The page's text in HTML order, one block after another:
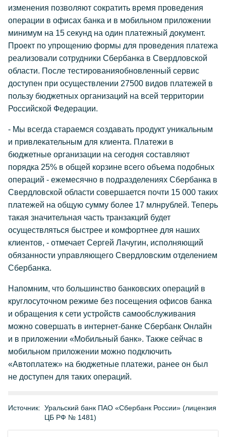
изменения позволяют сократить время проведения
операции в офисах банка и в мобильном приложении
минимум на 15 секунд на один платежный документ.
Проект по упрощению формы для проведения платежа
реализовали сотрудники Сбербанка в Свердловской
области. После тестированияобновленный сервис
доступен при осуществлении 27500 видов платежей в
пользу бюджетных организаций на всей территории
Российской Федерации.
- Мы всегда стараемся создавать продукт уникальным
и привлекательным для клиента. Платежи в
бюджетные организации на сегодня составляют
порядка 25% в общей корзине всего объема подобных
операций - ежемесячно в подразделениях Сбербанка в
Свердловской области совершается почти 15 000 таких
платежей на общую сумму более 17 млнрублей. Теперь
такая значительная часть транзакций будет
осуществляться быстрее и комфортнее для наших
клиентов, - отмечает Сергей Лачугин, исполняющий
обязанности управляющего Свердловским отделением
Сбербанка.
Напомним, что большинство банковских операций в
круглосуточном режиме без посещения офисов банка
и обращения к сети устройств самообслуживания
можно совершать в интернет-банке Сбербанк Онлайн
и в приложении «Мобильный банк». Также сейчас в
мобильном приложении можно подключить
«Автоплатеж» на бюджетные платежи, ранее он был
не доступен для таких операций.
Источник: Уральский банк ПАО «Сбербанк России» (лицензия
ЦБ РФ № 1481)